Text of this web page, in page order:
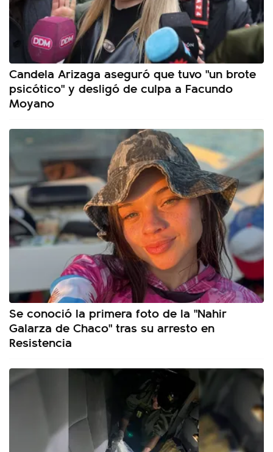
Candela Arizaga aseguró que tuvo "un brote
psicótico" y desligó de culpa a Facundo
Moyano
Se conoció la primera foto de la "Nahir
Galarza de Chaco" tras su arresto en
Resistencia